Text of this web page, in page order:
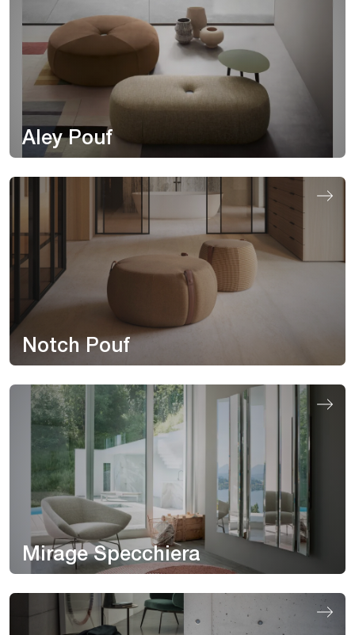
Aley Pouf
Notch Pouf
Mirage Specchiera